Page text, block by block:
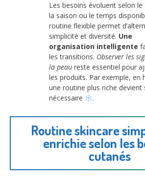
Les besoins évoluent selon le
la saison ou le temps
routine flexible permet
simplicité et diversité. Une
organisation intelligente
les transitions. Observer les
la peau reste essentiel pour
les produits. Par exemple, en
une routine plus riche devient
nécessaire
.
Routine skincare
enrichie selon les
cutanés